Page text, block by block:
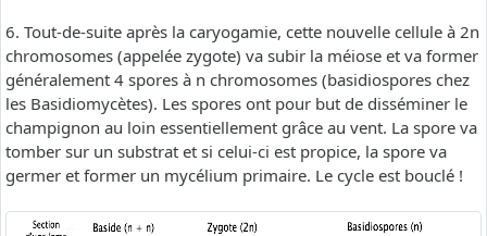
6. Tout-de-suite après la caryogamie, cette nouvelle cellule à 2n
chromosomes (appelée zygote) va subir la méiose et va former
généralement 4 spores à n chromosomes (basidiospores chez
les Basidiomycètes). Les spores ont pour but de disséminer le
champignon au loin essentiellement grâce au vent. La spore va
tomber sur un substrat et si celui-ci est propice, la spore va
germer et former un mycélium primaire. Le cycle est bouclé !